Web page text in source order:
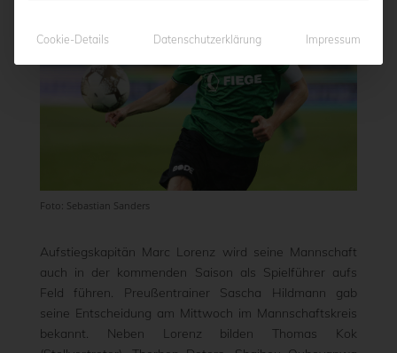
Foto: Sebastian Sanders
Aufstiegskapitän Marc Lorenz wird seine Mannschaft
auch in der kommenden Saison als Spielführer aufs
Feld führen. Preußentrainer Sascha Hildmann gab
seine Entscheidung am Mittwoch im Mannschaftskreis
bekannt. Neben Lorenz bilden Thomas Kok
Cookie-Details Datenschutzerklärung Impressum